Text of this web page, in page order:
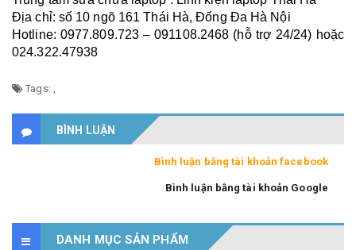
Địa chỉ: số 10 ngõ 161 Thái Hà, Đống Đa Hà Nội
Hotline: 0977.809.723 – 091108.2468 (hỗ trợ 24/24) hoặc
024.322.47938
Tags: ,
BÌNH LUẬN
Bình luận bằng tài khoản facebook
Bình luận bằng tài khoản Google
DANH MỤC SẢN PHẨM